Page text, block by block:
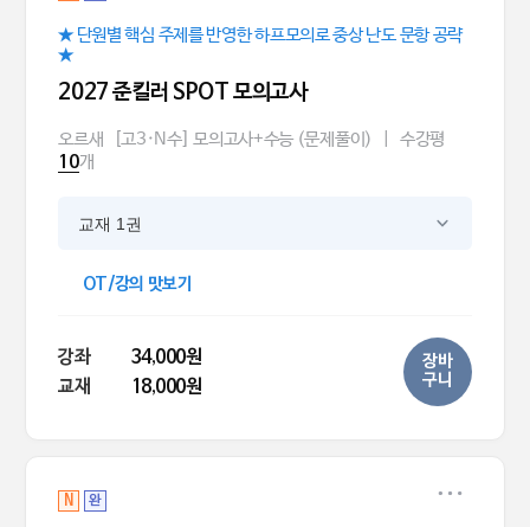
★ 단원별 핵심 주제를 반영한 하프모의로 중상 난도 문항 공략
★
2027 준킬러 SPOT 모의고사
오르새 [고3·N수] 모의고사+수능 (문제풀이) 수강평
10개
교재 1권
OT/강의 맛보기
강좌
34,000원
교재
18,000원
장바
구니
N 완